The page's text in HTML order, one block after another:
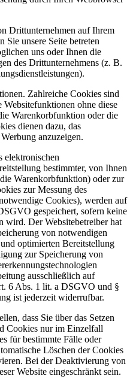
Drittunternehmen auf Ihrem
Sie unsere Seite betreten
uns oder Ihnen die
des Drittunternehmens (z. B.
Zahlreiche Cookies sind
ohne diese
Warenkorbfunktion oder die
dienen dazu, das
anzuzeigen.
elektronischen
bestimmter, von Ihnen
Warenkorbfunktion) oder zur
zur Messung des
Cookies), werden auf
gespeichert, sofern keine
wird. Der Websitebetreiber hat
von notwendigen
optimierten Bereitstellung
zur Speicherung von
ausschließlich auf
6 Abs. 1 lit. a DSGVO und §
ist jederzeit widerrufbar.
dass Sie über das Setzen
Cookies nur im Einzelfall
für bestimmte Fälle oder
Löschen der Cookies
Bei der Deaktivierung von
Website eingeschränkt sein.